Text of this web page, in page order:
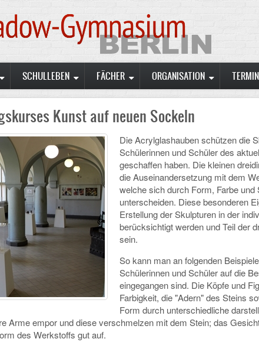
SCHULLEBEN FÄCHER ORGANISATION
Kunst auf neuen Sockeln
Die Acrylglashauben schützen die
Schülerinnen und Schüler des
geschaffen haben. Die kleinen
die Auseinandersetzung mit dem
welche sich durch Form, Farbe
unterscheiden. Diese besonderen
Erstellung der Skulpturen in der
berücksichtigt werden und Teil der
sein.
So kann man an folgenden
Schülerinnen und Schüler auf die
eingegangen sind. Die Köpfe und
Farbigkeit, die "Adern" des Steins
Form durch unterschiedliche
Arme empor und diese verschmelzen mit dem Stein; das
des Werkstoffs gut auf.